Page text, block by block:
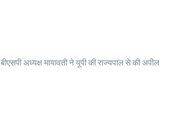
बीएसपी अध्यक्ष मायावती ने यूपी की राज्यपाल से की अपील